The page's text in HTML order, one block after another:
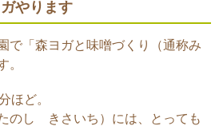
やります
で「森ヨガと味噌づくり（通称み
。
ほど。
のし きさいち）には、とっても